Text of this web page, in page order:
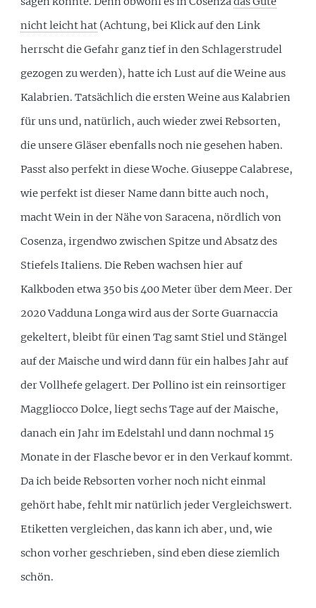
nicht leicht hat (Achtung, bei Klick auf den Link
herrscht die Gefahr ganz tief in den Schlagerstrudel
gezogen zu werden), hatte ich Lust auf die Weine aus
Kalabrien. Tatsächlich die ersten Weine aus Kalabrien
für uns und, natürlich, auch wieder zwei Rebsorten,
die unsere Gläser ebenfalls noch nie gesehen haben.
Passt also perfekt in diese Woche. Giuseppe Calabrese,
wie perfekt ist dieser Name dann bitte auch noch,
macht Wein in der Nähe von Saracena, nördlich von
Cosenza, irgendwo zwischen Spitze und Absatz des
Stiefels Italiens. Die Reben wachsen hier auf
Kalkboden etwa 350 bis 400 Meter über dem Meer. Der
2020 Vadduna Longa wird aus der Sorte Guarnaccia
gekeltert, bleibt für einen Tag samt Stiel und Stängel
auf der Maische und wird dann für ein halbes Jahr auf
der Vollhefe gelagert. Der Pollino ist ein reinsortiger
Maggliocco Dolce, liegt sechs Tage auf der Maische,
danach ein Jahr im Edelstahl und dann nochmal 15
Monate in der Flasche bevor er in den Verkauf kommt.
Da ich beide Rebsorten vorher noch nicht einmal
gehört habe, fehlt mir natürlich jeder Vergleichswert.
Etiketten vergleichen, das kann ich aber, und, wie
schon vorher geschrieben, sind eben diese ziemlich
schön.